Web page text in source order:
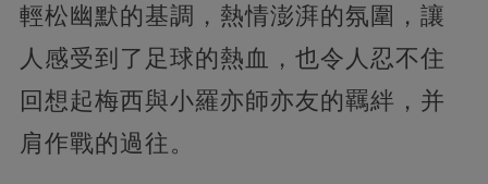
輕松幽默的基調，熱情澎湃的氛圍，讓
人感受到了足球的熱血，也令人忍不住
回想起梅西與小羅亦師亦友的羈絆，并
肩作戰的過往。